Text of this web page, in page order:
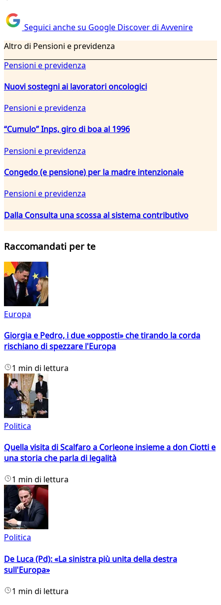
Seguici anche su Google Discover di Avvenire
Altro di Pensioni e previdenza
Pensioni e previdenza
Nuovi sostegni ai lavoratori oncologici
Pensioni e previdenza
“Cumulo” Inps, giro di boa al 1996
Pensioni e previdenza
Congedo (e pensione) per la madre intenzionale
Pensioni e previdenza
Dalla Consulta una scossa al sistema contributivo
Raccomandati per te
Europa
Giorgia e Pedro, i due «opposti» che tirando la corda
rischiano di spezzare l'Europa
1 min di lettura
Politica
Quella visita di Scalfaro a Corleone insieme a don Ciotti e
una storia che parla di legalità
1 min di lettura
Politica
De Luca (Pd): «La sinistra più unita della destra
sull'Europa»
1 min di lettura